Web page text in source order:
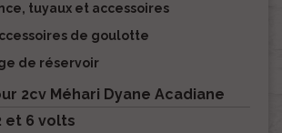
tuyaux et accessoires
de goulotte
de réservoir
2cv Méhari Dyane Acadiane
et 6 volts